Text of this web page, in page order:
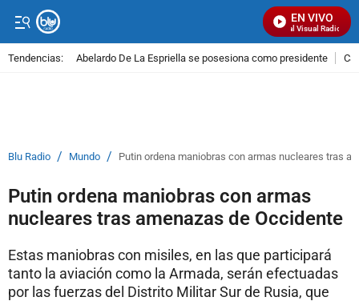
EN VIVO
Señal Visual Radio
Tendencias: Abelardo De La Espriella se posesiona como presidente
Blu Radio / Mundo / Putin ordena maniobras con armas nucleares tras
Putin ordena maniobras con armas
nucleares tras amenazas de Occidente
Estas maniobras con misiles, en las que participará
tanto la aviación como la Armada, serán efectuadas
por las fuerzas del Distrito Militar Sur de Rusia, que